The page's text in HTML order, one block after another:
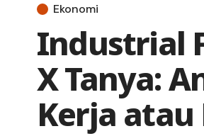
Ekonomi
Industrial
X Tanya:
Kerja atau